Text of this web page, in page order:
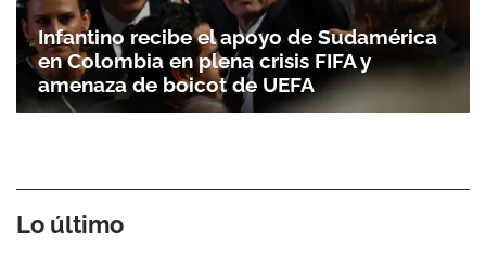
Infantino recibe el apoyo de Sudamérica
en Colombia en plena crisis FIFA y
amenaza de boicot de UEFA
Lo último